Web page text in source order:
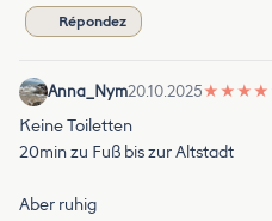
Répondez
Anna_Nym20.10.2025★ ★ ★ ★
Keine Toiletten
20min zu Fuß bis zur Altstadt
Aber ruhig